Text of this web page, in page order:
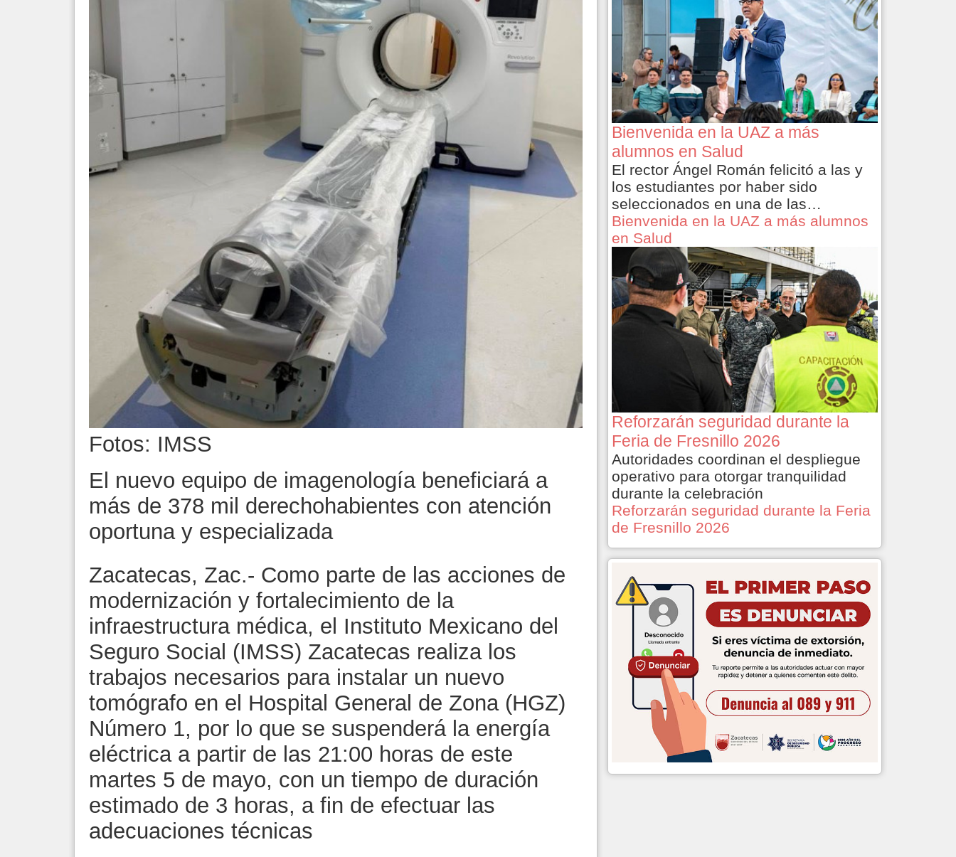
Fotos: IMSS
El nuevo equipo de imagenología beneficiará a
más de 378 mil derechohabientes con atención
oportuna y especializada
Zacatecas, Zac.- Como parte de las acciones de
modernización y fortalecimiento de la
infraestructura médica, el Instituto Mexicano del
Seguro Social (IMSS) Zacatecas realiza los
trabajos necesarios para instalar un nuevo
tomógrafo en el Hospital General de Zona (HGZ)
Número 1, por lo que se suspenderá la energía
eléctrica a partir de las 21:00 horas de este
martes 5 de mayo, con un tiempo de duración
estimado de 3 horas, a fin de efectuar las
adecuaciones técnicas
Bienvenida en la UAZ a más
alumnos en Salud
El rector Ángel Román felicitó a las y
los estudiantes por haber sido
seleccionados en una de las…
Bienvenida en la UAZ a más alumnos
en Salud
Reforzarán seguridad durante la
Feria de Fresnillo 2026
Autoridades coordinan el despliegue
operativo para otorgar tranquilidad
durante la celebración
Reforzarán seguridad durante la Feria
de Fresnillo 2026